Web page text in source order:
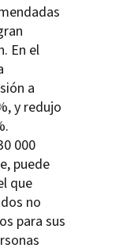
En el
a
y redujo
000
puede
que
no
para sus